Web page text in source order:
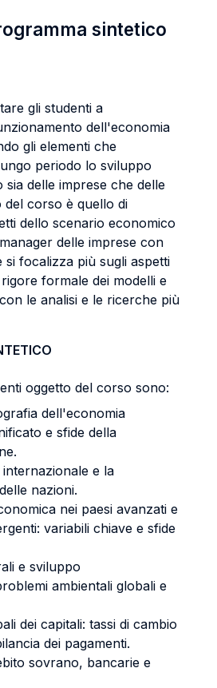
sintetico
gli studenti a
dell'economia
gli elementi che
periodo lo sviluppo
sia delle imprese che delle
del corso è quello di
dello scenario economico
delle imprese con
focalizza più sugli aspetti
formale dei modelli e
le analisi e le ricerche più
oggetto del corso sono:
dell'economia
e sfide della
e la
nazioni.
nei paesi avanzati e
variabili chiave e sfide
e sviluppo
ambientali globali e
dei capitali: tassi di cambio
dei pagamenti.
sovrano, bancarie e